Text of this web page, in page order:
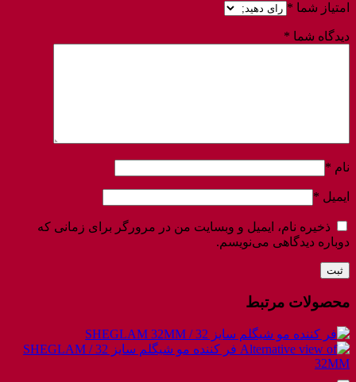
امتیاز شما *
دیدگاه شما *
نام *
ایمیل *
ذخیره نام، ایمیل و وبسایت من در مرورگر برای زمانی که
دوباره دیدگاهی می‌نویسم.
محصولات مرتبط